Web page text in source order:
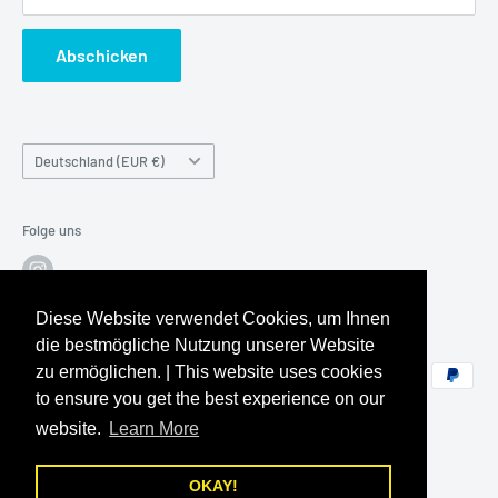
Diese Website verwendet Cookies, um Ihnen
die bestmögliche Nutzung unserer Website
zu ermöglichen. | This website uses cookies
to ensure you get the best experience on our
website.
Learn More
OKAY!
Per Telefon Montag-Freitag 10-17 Uhr & Samstag 10:00-
14:00
Cookie-Einstellungen
Information zu Artikel mit beschädigter Verpackung (DAP)
Abschicken
Land/Region
Deutschland (EUR €)
Folge uns
Wir akzeptieren